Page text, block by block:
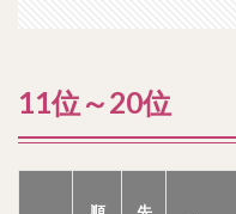
11位～20位